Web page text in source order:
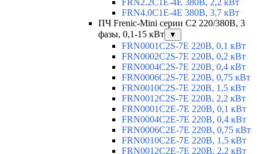
FRN2.2C1E-4E 380В, 2,2 кВт
FRN4.0C1E-4E 380В, 3,7 кВт
ПЧ Frenic-Mini серии С2 220/380В, 3
фазы, 0,1-15 кВт
▼
FRN0001C2S-7E 220В, 0,1 кВт
FRN0002C2S-7E 220В, 0,2 кВт
FRN0004C2S-7E 220В, 0,4 кВт
FRN0006C2S-7E 220В, 0,75 кВт
FRN0010C2S-7E 220В, 1,5 кВт
FRN0012C2S-7E 220В, 2,2 кВт
FRN0001C2E-7E 220В, 0,1 кВт
FRN0004C2E-7E 220В, 0,4 кВт
FRN0006C2E-7E 220В, 0,75 кВт
FRN0010C2E-7E 220В, 1,5 кВт
FRN0012C2E-7E 220В, 2,2 кВт